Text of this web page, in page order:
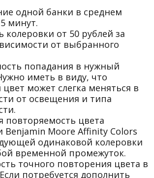
одной банки в среднем
минут.
колеровки от 50 рублей за
от выбранного
попадания в нужный
иметь в виду, что
может слегка меняться в
от освещения и типа
повторяемость цвета
Benjamin Moore Affinity Colors
одинаковой колеровки
временной промежуток.
точного повторения цвета в
потребуется дополнить